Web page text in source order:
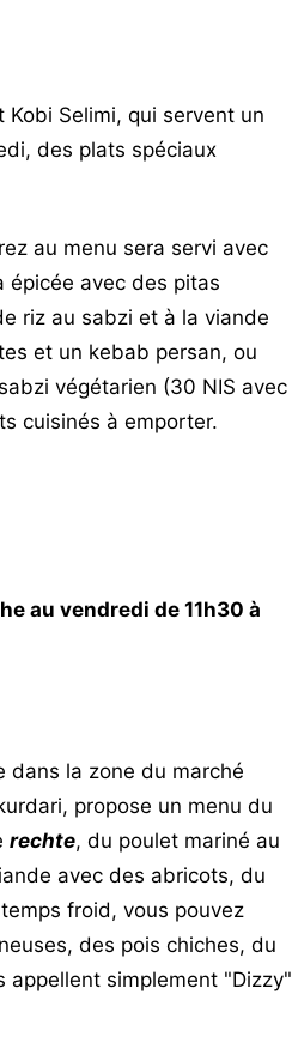
Selimi, qui servent un
des plats spéciaux
au menu sera servi avec
épicée avec des pitas
riz au sabzi et à la viande
et un kebab persan, ou
végétarien (30 NIS avec
cuisinés à emporter.
au vendredi de 11h30 à
dans la zone du marché
propose un menu du
rechte, du poulet mariné au
avec des abricots, du
froid, vous pouvez
des pois chiches, du
appellent simplement "Dizzy"